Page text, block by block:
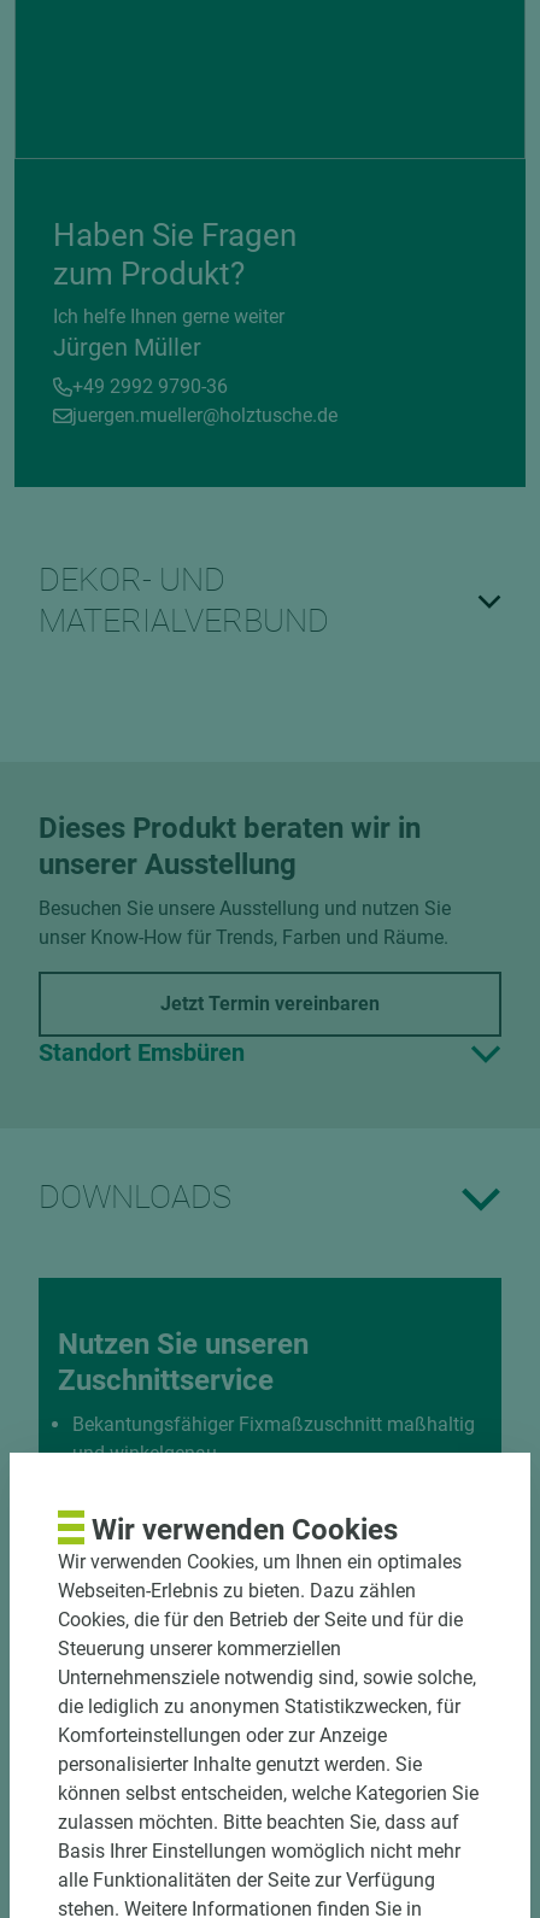
Haben Sie Fragen
zum Produkt?
Ich helfe Ihnen gerne weiter
Jürgen Müller
+49 2992 9790-36
juergen.mueller@holztusche.de
DEKOR- UND
MATERIALVERBUND
Dieses Produkt beraten wir in
unserer Ausstellung
Besuchen Sie unsere Ausstellung und nutzen Sie
unser Know-How für Trends, Farben und Räume.
Jetzt Termin vereinbaren
Standort Emsbüren
DOWNLOADS
Nutzen Sie unseren
Zuschnittservice
Bekantungsfähiger Fixmaßzuschnitt maßhaltig
und winkelgenau
halbautomatische Beschickung
Einzelteiletikettierung auf Wunsch möglich
Materialschonende und kundengerechte
Verpackung der Fixmaße
Jetzt Zuschnitt anfragen
Wir verwenden Cookies
Wir verwenden Cookies, um Ihnen ein optimales
Webseiten-Erlebnis zu bieten. Dazu zählen
Cookies, die für den Betrieb der Seite und für die
Steuerung unserer kommerziellen
Unternehmensziele notwendig sind, sowie solche,
die lediglich zu anonymen Statistikzwecken, für
Komforteinstellungen oder zur Anzeige
personalisierter Inhalte genutzt werden. Sie
können selbst entscheiden, welche Kategorien Sie
zulassen möchten. Bitte beachten Sie, dass auf
Basis Ihrer Einstellungen womöglich nicht mehr
alle Funktionalitäten der Seite zur Verfügung
stehen. Weitere Informationen finden Sie in